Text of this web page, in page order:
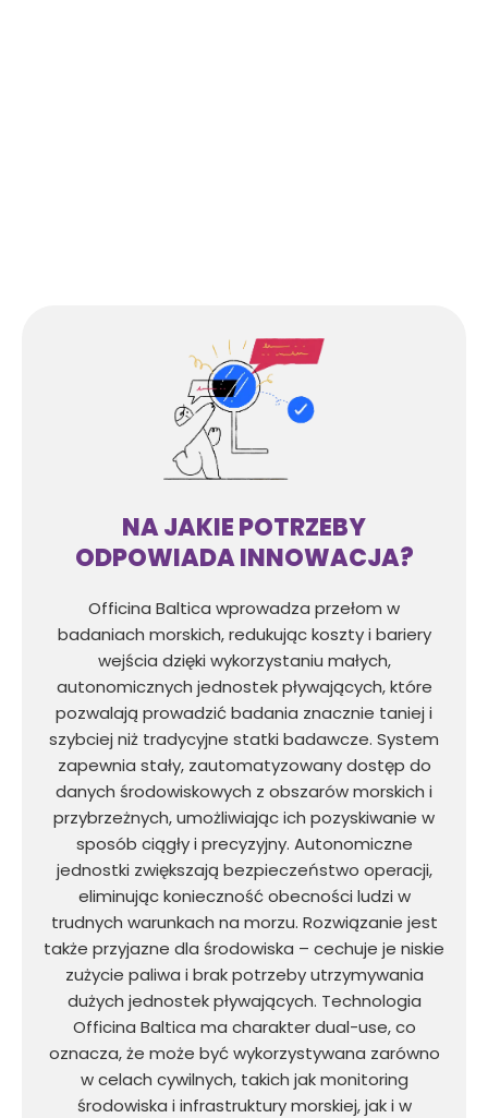
NA JAKIE POTRZEBY
ODPOWIADA INNOWACJA?
Officina Baltica wprowadza przełom w
badaniach morskich, redukując koszty i bariery
wejścia dzięki wykorzystaniu małych,
autonomicznych jednostek pływających, które
pozwalają prowadzić badania znacznie taniej i
szybciej niż tradycyjne statki badawcze. System
zapewnia stały, zautomatyzowany dostęp do
danych środowiskowych z obszarów morskich i
przybrzeżnych, umożliwiając ich pozyskiwanie w
sposób ciągły i precyzyjny. Autonomiczne
jednostki zwiększają bezpieczeństwo operacji,
eliminując konieczność obecności ludzi w
trudnych warunkach na morzu. Rozwiązanie jest
także przyjazne dla środowiska – cechuje je niskie
zużycie paliwa i brak potrzeby utrzymywania
dużych jednostek pływających. Technologia
Officina Baltica ma charakter dual-use, co
oznacza, że może być wykorzystywana zarówno
w celach cywilnych, takich jak monitoring
środowiska i infrastruktury morskiej, jak i w